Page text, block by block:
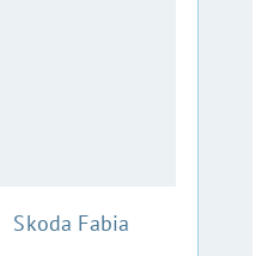
:Skoda Fabia